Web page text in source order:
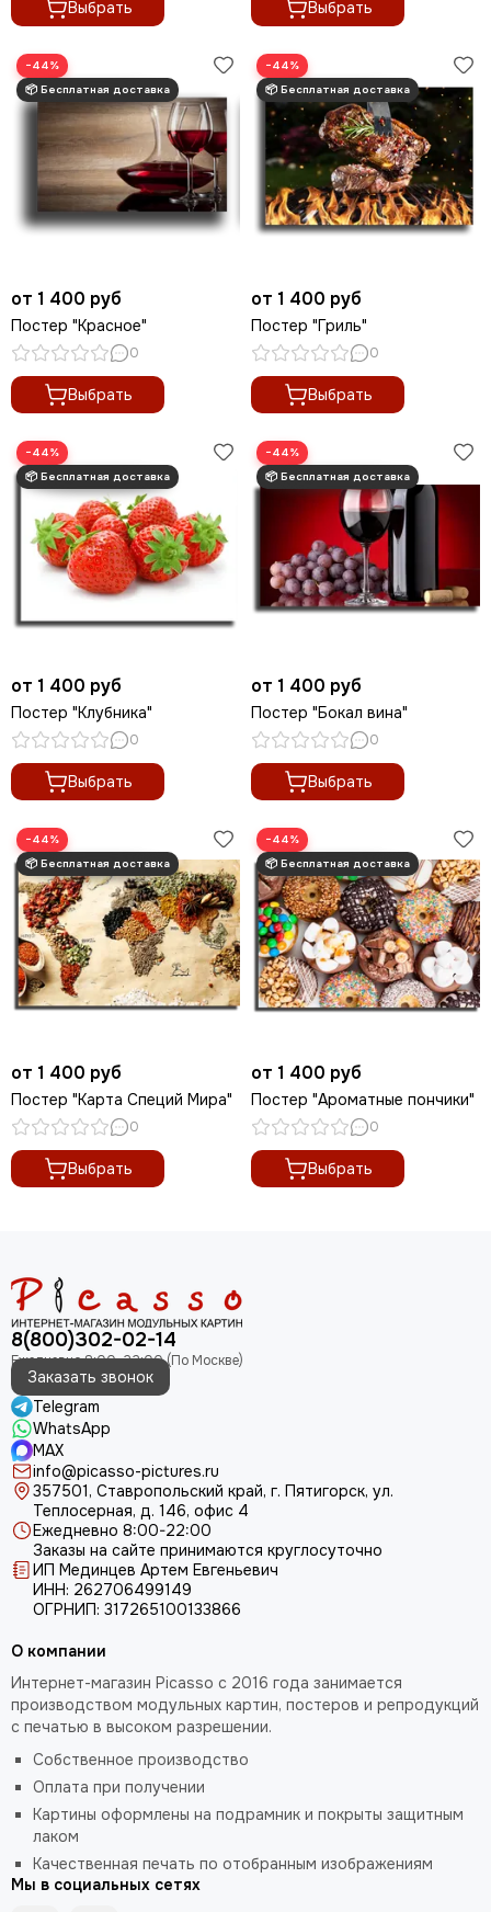
Выбрать Выбрать
−44%
от 1 400 руб
Постер "Красное"
0
Выбрать
−44%
от 1 400 руб
Постер "Гриль"
0
Выбрать
−44%
от 1 400 руб
Постер "Клубника"
0
Выбрать
−44%
от 1 400 руб
Постер "Бокал вина"
0
Выбрать
−44%
от 1 400 руб
Постер "Карта Специй Мира"
0
Выбрать
−44%
от 1 400 руб
Постер "Ароматные пончики"
0
Выбрать
8(800)302-02-14
Заказать звонок
Telegram
WhatsApp
MAX
info@picasso-pictures.ru
357501, Ставропольский край, г. Пятигорск, ул.
Теплосерная, д. 146, офис 4
Ежедневно 8:00-22:00
Заказы на сайте принимаются круглосуточно
ИП Мединцев Артем Евгеньевич
ИНН: 262706499149
ОГРНИП: 317265100133866
О компании
Интернет-магазин Picasso с 2016 года занимается
производством модульных картин, постеров и репродукций
с печатью в высоком разрешении.
Собственное производство
Оплата при получении
Картины оформлены на подрамник и покрыты защитным
лаком
Качественная печать по отобранным изображениям
Мы в социальных сетях